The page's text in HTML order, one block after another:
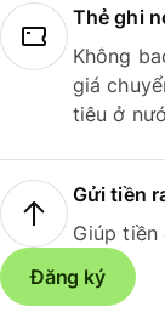
Thẻ ghi
Không
giá
tiêu ở
Gửi tiền
Giúp tiền
Đăng ký